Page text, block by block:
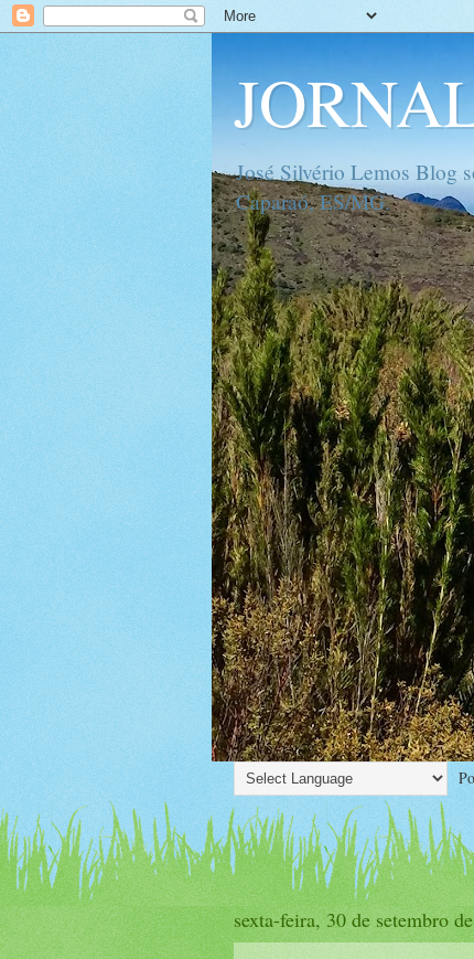
José Silvério Lemos Blog
Caparaó, ES/MG.
sexta-feira, 30 de setembro